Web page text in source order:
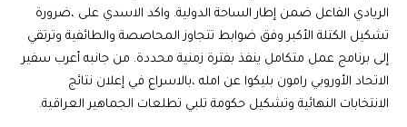
الريادي الفاعل ضمن إطار الساحة الدولية. واكد الاسدي على ،ضرورة
تشكيل الكتلة الأكبر وفق ضوابط تتجاوز المحاصصة والطائفية وترتقي
إلى برنامج عمل متكامل ينفذ بفترة زمنية محددة. من جانبه أعرب سفير
الاتحاد الأوروبي رامون بليكوا عن امله ،بالاسراع في إعلان نتائج
الانتخابات النهائية وتشكيل حكومة تلبي تطلعات الجماهير العراقية.